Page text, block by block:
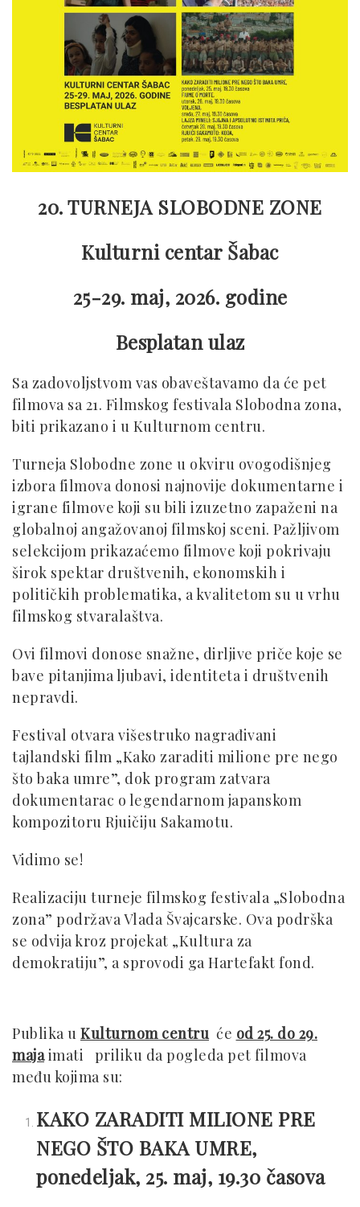
20. TURNEJA SLOBODNE ZONE
Kulturni centar Šabac
25-29. maj, 2026. godine
Besplatan ulaz
Sa zadovoljstvom vas obaveštavamo da će pet
filmova sa 21. Filmskog festivala Slobodna zona,
biti prikazano i u Kulturnom centru.
Turneja Slobodne zone u okviru ovogodišnjeg
izbora filmova donosi najnovije dokumentarne i
igrane filmove koji su bili izuzetno zapaženi na
globalnoj angažovanoj filmskoj sceni. Pažljivom
selekcijom prikazaćemo filmove koji pokrivaju
širok spektar društvenih, ekonomskih i
političkih problematika, a kvalitetom su u vrhu
filmskog stvaralaštva.
Ovi filmovi donose snažne, dirljive priče koje se
bave pitanjima ljubavi, identiteta i društvenih
nepravdi.
Festival otvara višestruko nagrađivani
tajlandski film „Kako zaraditi milione pre nego
što baka umre”, dok program zatvarа
dokumentarac o legendarnom japanskom
kompozitoru Rjuičiju Sakamotu.
Vidimo se!
Realizaciju turneje filmskog festivala „Slobodna
zona” podržava Vlada Švajcarske. Ova podrška
se odvija kroz projekat „Kultura za
demokratiju”, a sprovodi ga Hartefakt fond.
Publika u Kulturnom centru će od 25. do 29.
majaimati priliku da pogleda pet filmova
među kojima su:
KAKO ZARADITI MILIONE PRE
NEGO ŠTO BAKA UMRE,
ponedeljak, 25. maj, 19.30 časova